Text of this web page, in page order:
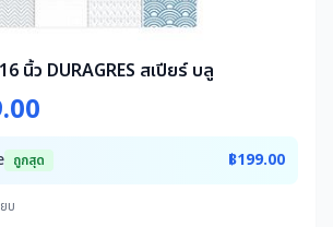
นิ้ว DURAGRES สเปียร์ บลู
ถูกสุด ฿199.00
บ